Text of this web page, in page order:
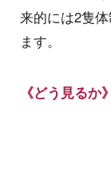
来的には2隻
ます。
《どう見るか》